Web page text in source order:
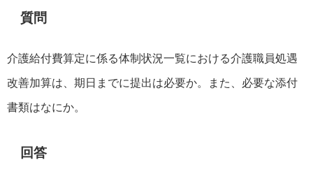
質問
介護給付費算定に係る体制状況一覧における介護職員処遇
改善加算は、期日までに提出は必要か。また、必要な添付
書類はなにか。
回答